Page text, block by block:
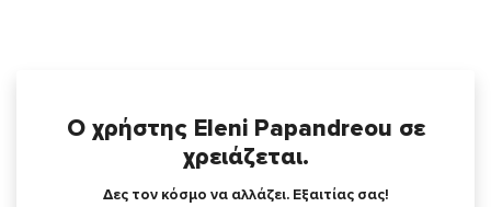
Ο χρήστης Eleni Papandreou σε
χρειάζεται.
Δες τον κόσμο να αλλάζει. Εξαιτίας σας!